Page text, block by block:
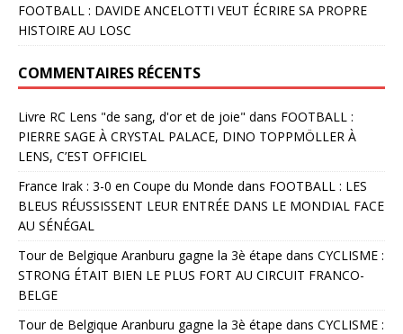
FOOTBALL : DAVIDE ANCELOTTI VEUT ÉCRIRE SA PROPRE
HISTOIRE AU LOSC
COMMENTAIRES RÉCENTS
Livre RC Lens "de sang, d'or et de joie" dans FOOTBALL :
PIERRE SAGE À CRYSTAL PALACE, DINO TOPPMÖLLER À
LENS, C’EST OFFICIEL
France Irak : 3-0 en Coupe du Monde dans FOOTBALL : LES
BLEUS RÉUSSISSENT LEUR ENTRÉE DANS LE MONDIAL FACE
AU SÉNÉGAL
Tour de Belgique Aranburu gagne la 3è étape dans CYCLISME :
STRONG ÉTAIT BIEN LE PLUS FORT AU CIRCUIT FRANCO-
BELGE
Tour de Belgique Aranburu gagne la 3è étape dans CYCLISME :